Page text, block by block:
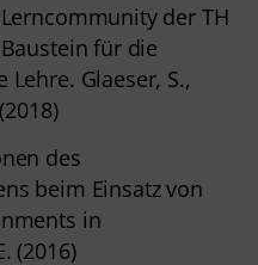
der TH
für die
Glaeser, S.,
des
beim Einsatz von
in
(2016)